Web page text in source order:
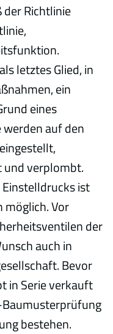
der Richtlinie
letztes Glied, in
ein
eines
werden auf den
und verplombt.
ist
Vor
der
auch in
Bevor
in Serie verkauft
Baumusterprüfung
bestehen.